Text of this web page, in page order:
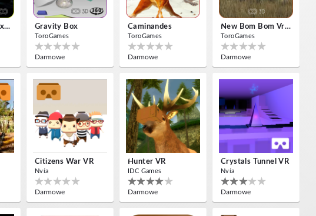
360 VR Movie Experience Gravity Box
ToroGames
Darmowe
Caminandes
ToroGames
Darmowe
New Bom Bom Vr SBS 2020
ToroGames
Darmowe
Citizens War VR
Nvía
Darmowe
Hunter VR
IDC Games
Darmowe
Crystals Tunnel VR
Nvía
Darmowe